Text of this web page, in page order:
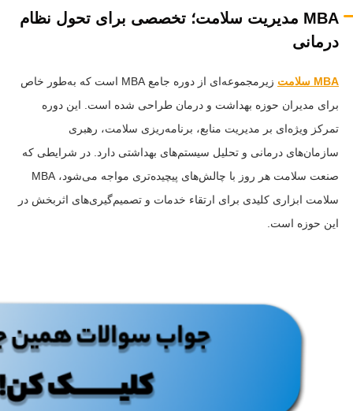
MBA مدیریت سلامت؛ تخصصی برای تحول نظام
درمانی
MBA سلامت
زیرمجموعه‌ای از دوره جامع MBA است که به‌طور خاص
برای مدیران حوزه بهداشت و درمان طراحی شده است. این دوره
تمرکز ویژه‌ای بر مدیریت منابع، برنامه‌ریزی سلامت، رهبری
سازمان‌های درمانی و تحلیل سیستم‌های بهداشتی دارد. در شرایطی که
صنعت سلامت هر روز با چالش‌های پیچیده‌تری مواجه می‌شود، MBA
سلامت ابزاری کلیدی برای ارتقاء خدمات و تصمیم‌گیری‌های اثربخش در
این حوزه است.